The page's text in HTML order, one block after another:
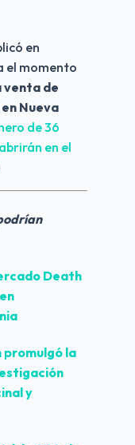
en
el momento
venta de
Nueva
de 36
en el
Death
promulgó la
y